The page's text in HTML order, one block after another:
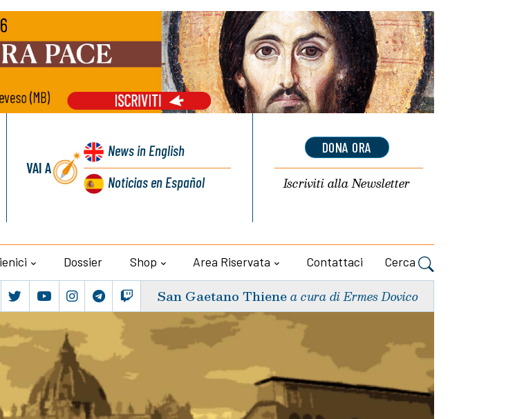
VAI A
Newsin English
Noticiasen Español
DONA ORA
Iscriviti allaNewsletter
Dossier Shop Area Riservata Contattaci Cerca
San Gaetano Thiene a cura di Ermes Dovico